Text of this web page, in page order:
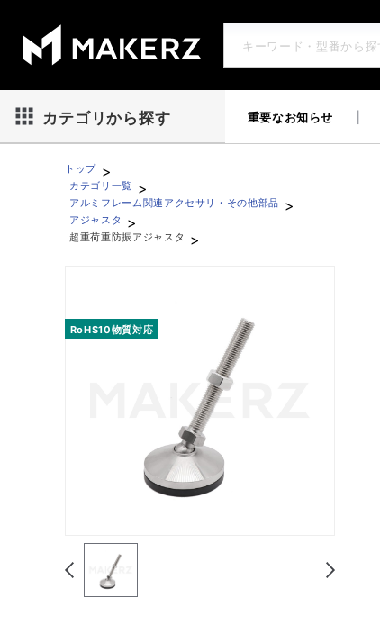
カテゴリから探す 重要なお知らせ
トップ >
カテゴリ一覧 >
アルミフレーム関連アクセサリ・その他部品 >
アジャスタ >
超重荷重防振アジャスタ
>
RoHS10物質対応